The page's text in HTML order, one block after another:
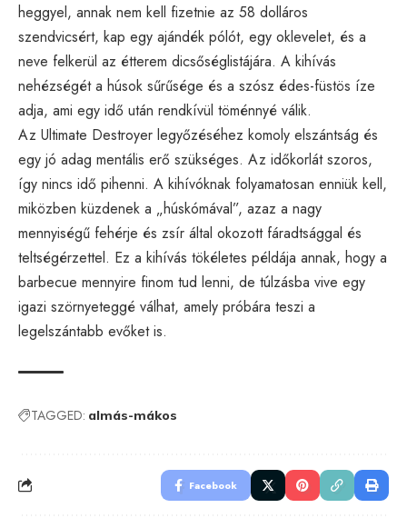
heggyel, annak nem kell fizetnie az 58 dolláros
szendvicsért, kap egy ajándék pólót, egy oklevelet, és a
neve felkerül az étterem dicsőséglistájára. A kihívás
nehézségét a húsok sűrűsége és a szósz édes-füstös íze
adja, ami egy idő után rendkívül töménnyé válik.
Az Ultimate Destroyer legyőzéséhez komoly elszántság és
egy jó adag mentális erő szükséges. Az időkorlát szoros,
így nincs idő pihenni. A kihívóknak folyamatosan enniük kell,
miközben küzdenek a „húskómával”, azaz a nagy
mennyiségű fehérje és zsír által okozott fáradtsággal és
teltségérzettel. Ez a kihívás tökéletes példája annak, hogy a
barbecue mennyire finom tud lenni, de túlzásba vive egy
igazi szörnyeteggé válhat, amely próbára teszi a
legelszántabb evőket is.
TAGGED: almás-mákos
Facebook